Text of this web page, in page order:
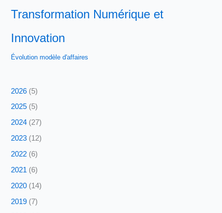
Transformation Numérique et
Innovation
Évolution modèle d'affaires
2026 (5)
2025 (5)
2024 (27)
2023 (12)
2022 (6)
2021 (6)
2020 (14)
2019 (7)